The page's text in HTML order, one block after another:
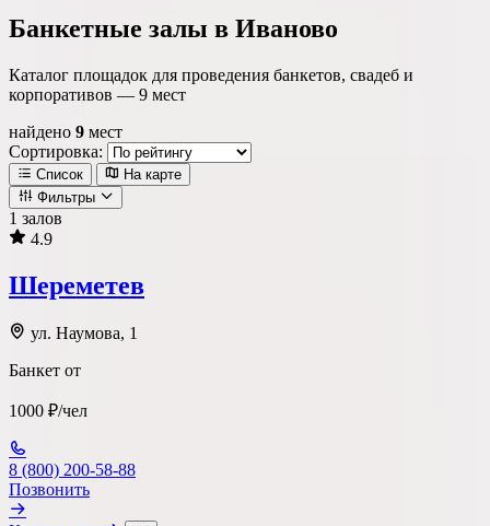
Банкетные залы в Иваново
Каталог площадок для проведения банкетов, свадеб и
корпоративов — 9 мест
найдено 9 мест
Сортировка:
Список
На карте
Фильтры
Локация
Метро Район Округ
Тип площадки
Ресторан
Банкетный зал
1 залов
4.9
Шереметев
ул. Наумова, 1
Банкет от
1000 ₽/чел
8 (800) 200-58-88
Позвонить